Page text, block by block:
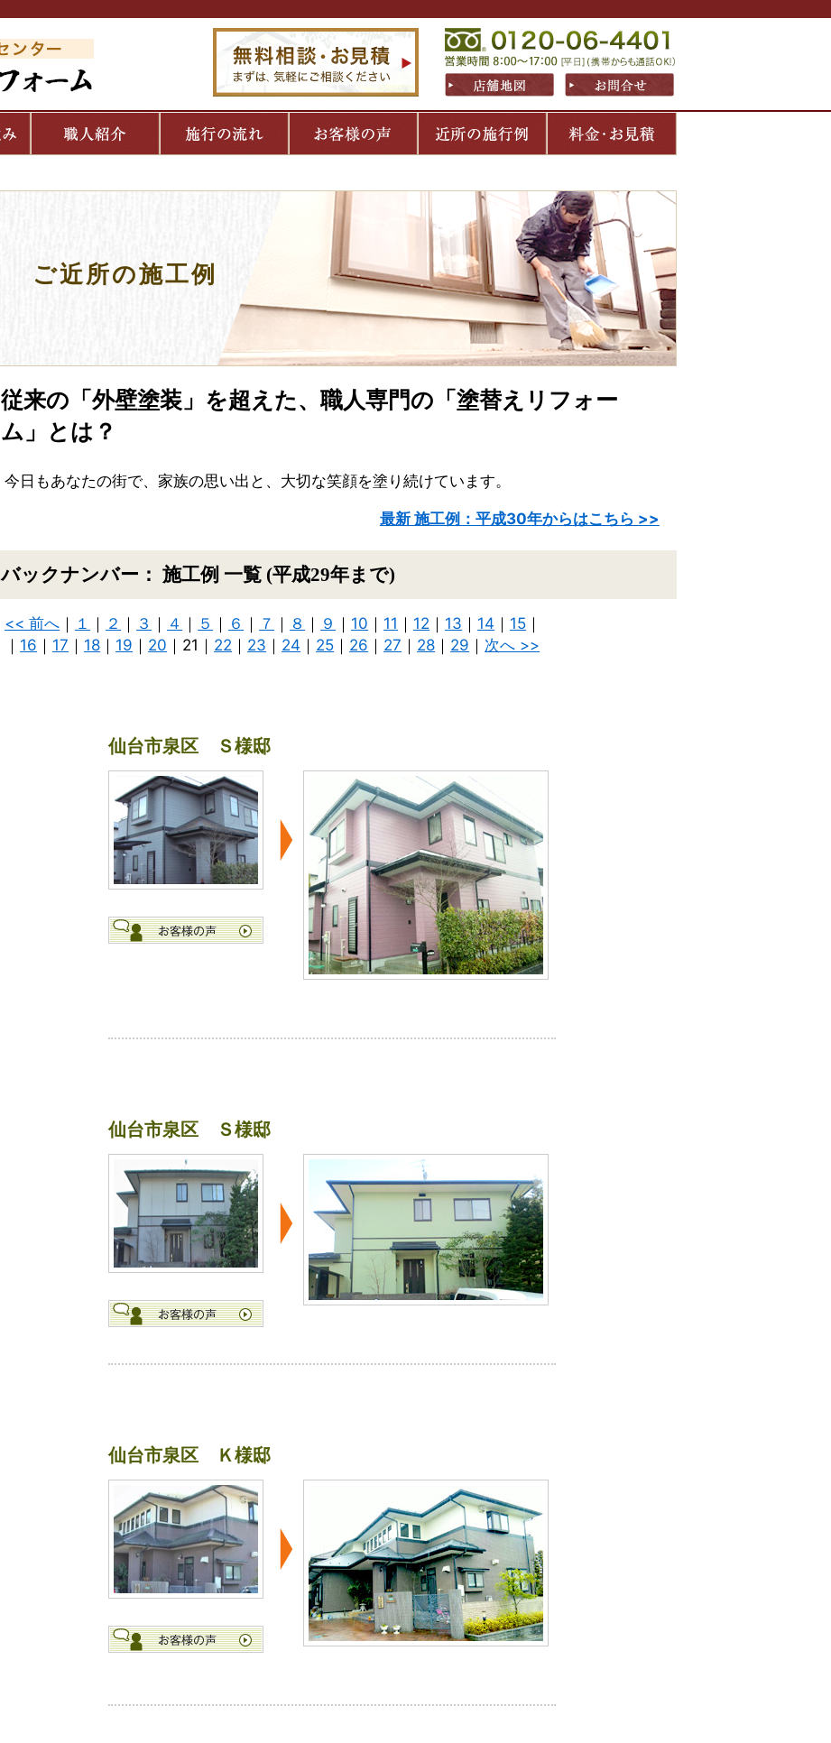
ご近所の施工例
従来の「外壁塗装」を超えた、職人専門の「塗替えリフォー
ム」とは？
今日もあなたの街で、家族の思い出と、大切な笑顔を塗り続けています。
最新 施工例：平成30年からはこちら >>
バックナンバー： 施工例 一覧 (平成29年まで)
<< 前へ ｜ １ ｜ ２ ｜ ３ ｜ ４ ｜ ５ ｜ ６ ｜ ７ ｜ ８ ｜ ９ ｜ 10 ｜ 11 ｜ 12 ｜ 13 ｜ 14 ｜ 15 ｜
｜ 16 ｜ 17 ｜ 18 ｜ 19 ｜ 20 ｜21｜ 22 ｜ 23 ｜ 24 ｜ 25 ｜ 26 ｜ 27 ｜ 28 ｜ 29 ｜ 次へ >>
仙台市泉区 Ｓ様邸
仙台市泉区 Ｓ様邸
仙台市泉区 Ｋ様邸